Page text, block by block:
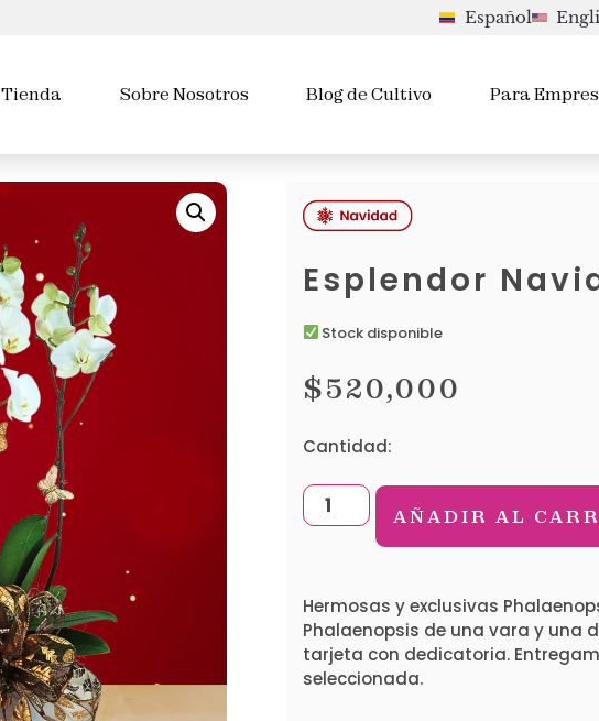
Español
Tienda Sobre Nosotros Blog de Cultivo Para
Esplendor
Stock disponible
$520,000
Cantidad:
AÑADIR AL
Hermosas y exclusivas
Phalaenopsis de una vara y una
tarjeta con dedicatoria.
seleccionada.